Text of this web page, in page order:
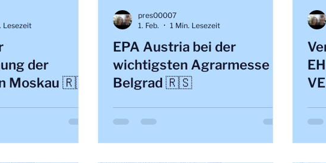
der
Moskau 🇷🇺
Lesezeit
EPA Austria bei der
wichtigsten Agrarmesse in
Belgrad 🇷🇸
pres00007
1. Feb.
1 Min. Lesezeit